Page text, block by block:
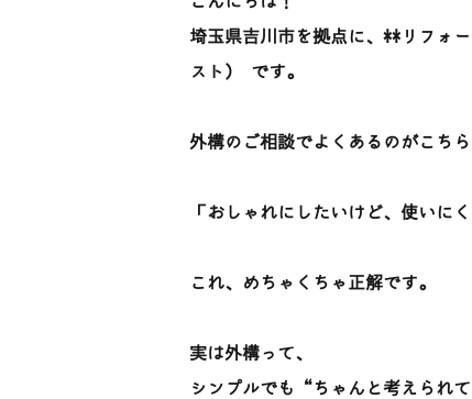
埼玉県吉川市を拠点に、**リフォ
スト） です。
外構のご相談でよくあるのがこちら
「おしゃれにしたいけど、使いに
これ、めちゃくちゃ正解です。
実は外構って、
シンプルでも“ちゃんと考えられ